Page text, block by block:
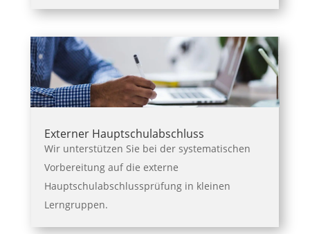
Externer Hauptschulabschluss
Wir unterstützen Sie bei der systematischen
Vorbereitung auf die externe
Hauptschulabschlussprüfung in kleinen
Lerngruppen.